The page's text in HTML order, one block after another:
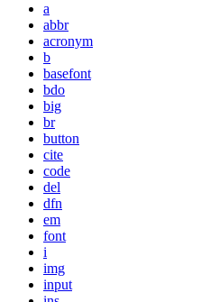
a
abbr
acronym
b
basefont
bdo
big
br
button
cite
code
del
dfn
em
font
i
img
input